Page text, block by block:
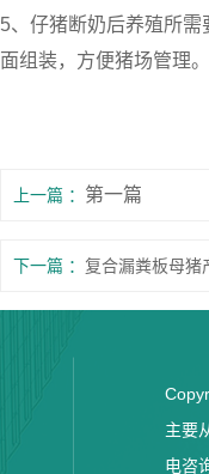
5、仔猪断奶后养殖所
面组装，方便猪场管理。
上一篇 第一篇
下一篇 复合漏粪板母猪
主要
电咨